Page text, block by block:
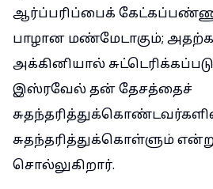
ஆர்ப்பரிப்பைக்
பாழான மண்மேடாகும்;
அக்கினியால்
இஸ்ரவேல் தன் தேசத்தைச்
சுதந்தரித்துக்கொள்ளும்
சொல்லுகிறார்.